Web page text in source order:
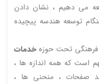
می دهیم ، نشان دادن
توسعه هندسه پیچیده
تحت حوزهخدمات
است که همه اندازه ها ،
صفحات ، منحنی ها ،